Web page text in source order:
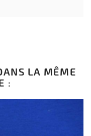
LA MÊME
: